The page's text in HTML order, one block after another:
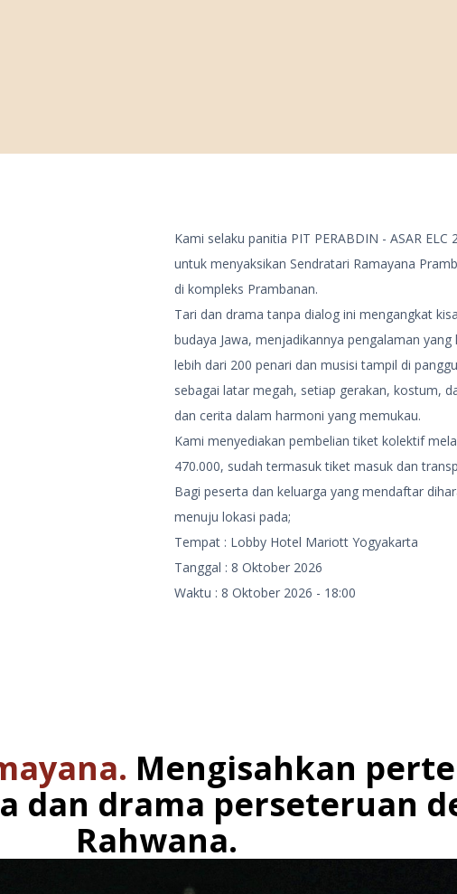
Kami selaku panitia PIT PERABDIN - ASAR
untuk menyaksikan Sendratari Ramayana
di kompleks Prambanan.
Tari dan drama tanpa dialog ini mengangkat
budaya Jawa, menjadikannya pengalaman
lebih dari 200 penari dan musisi tampil di
sebagai latar megah, setiap gerakan, kostum,
dan cerita dalam harmoni yang memukau.
Kami menyediakan pembelian tiket kolektif
470.000, sudah termasuk tiket masuk dan
Bagi peserta dan keluarga yang mendaftar
menuju lokasi pada;
Tempat : Lobby Hotel Mariott Yogyakarta
Tanggal : 8 Oktober 2026
Waktu : 8 Oktober 2026 - 18:00
Mengisahkan
dan drama perseteruan
Rahwana.